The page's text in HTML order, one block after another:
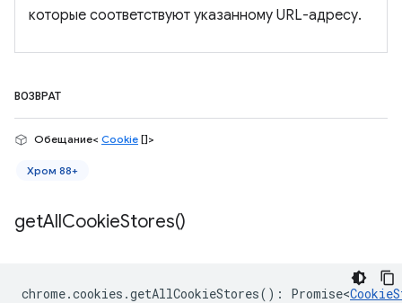
которые соответствуют указанному URL-адресу.
ВОЗВРАТ
Обещание< Cookie []>
Хром 88+
getAllCookieStores()
chrome.cookies .getAllCookieStores() : Promise<